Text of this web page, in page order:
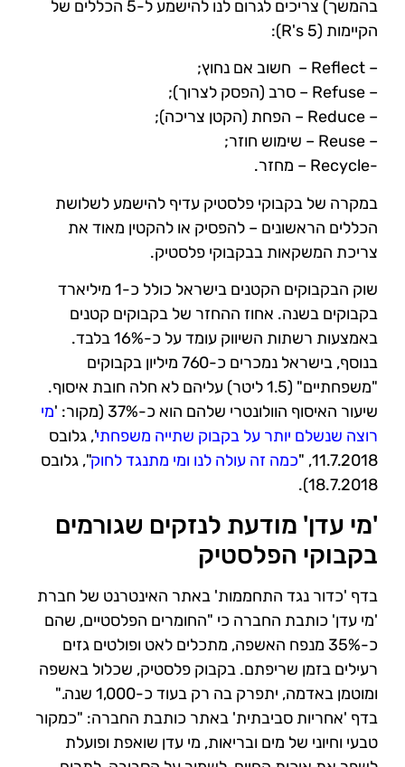
בהמשך) צריכים לגרום לנו להישמע ל-5 הכללים של
הקיימות (5 R's):
– Reflect – חשוב אם
נחוץ;
– Refuse – סרב (הפסק לצרוך);
– Reduce – הפחת (הקטן צריכה);
– Reuse – שימוש חוזר;
-Recycle – מחזר.
במקרה של בקבוקי פלסטיק עדיף להישמע לשלושת
הכללים הראשונים – להפסיק או להקטין מאוד את
צריכת המשקאות בבקבוקי פלסטיק.
שוק הבקבוקים הקטנים בישראל כולל כ-1 מיליארד
בקבוקים בשנה. אחוז ההחזר של בקבוקים קטנים
באמצעות רשתות השיווק עומד על כ-16% בלבד.
בנוסף, בישראל נמכרים כ-760 מיליון בקבוקים
"משפחתיים" (1.5 ליטר) עליהם לא חלה חובת איסוף.
שיעור האיסוף הוולונטרי שלהם הוא כ-37% (מקור: '
מי
רוצה שנשלם יותר על בקבוק שתייה משפחתי', גלובס
11.7.2018, "
כמה זה עולה לנו ומי מתנגד לחוק", גלובס
18.7.2018).
'מי עדן' מודעת לנזקים שגורמים
בקבוקי הפלסטיק
בדף 'כדור נגד התחממות' באתר האינטרנט של חברת
'מי עדן' כותבת החברה כי "החומרים הפלסטיים, שהם
כ-35% מנפח האשפה, מתכלים לאט ופולטים גזים
רעילים בזמן שריפתם. בקבוק פלסטיק, שכלול באשפה
ומוטמן באדמה, יתפרק בה רק בעוד כ-1,000 שנה."
בדף 'אחריות סביבתית' באתר כותבת החברה: "כמקור
טבעי וחיוני של מים ובריאות, מי עדן שואפת ופועלת